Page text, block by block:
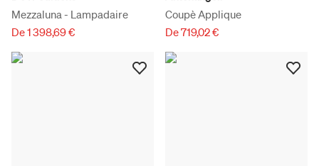
Mezzaluna - Lampadaire
De 1 398,69 €
Coupè Applique
De 719,02 €